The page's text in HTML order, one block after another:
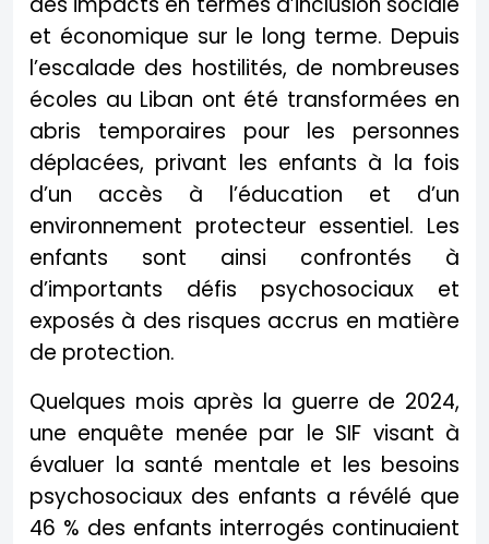
et économique sur le long terme. Depuis
l’escalade des hostilités, de nombreuses
écoles au Liban ont été transformées en
abris temporaires pour les personnes
déplacées, privant les enfants à la fois
d’un accès à l’éducation et d’un
environnement protecteur essentiel. Les
enfants sont ainsi confrontés à
d’importants défis psychosociaux et
exposés à des risques accrus en matière
de protection.
Quelques mois après la guerre de 2024,
une enquête menée par le SIF visant à
évaluer la santé mentale et les besoins
psychosociaux des enfants a révélé que
46 % des enfants interrogés continuaient